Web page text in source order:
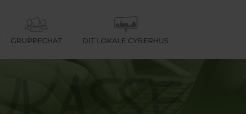
GRUPPECHAT DIT LOKALE CYBERHUS